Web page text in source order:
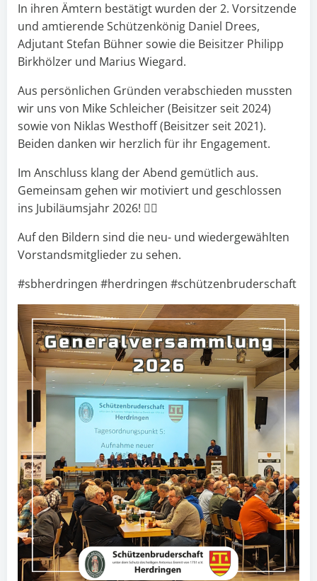
In ihren Ämtern bestätigt wurden der 2. Vorsitzende
und amtierende Schützenkönig Daniel Drees,
Adjutant Stefan Bühner sowie die Beisitzer Philipp
Birkhölzer und Marius Wiegard.
Aus persönlichen Gründen verabschieden mussten
wir uns von Mike Schleicher (Beisitzer seit 2024)
sowie von Niklas Westhoff (Beisitzer seit 2021).
Beiden danken wir herzlich für ihr Engagement.
Im Anschluss klang der Abend gemütlich aus.
Gemeinsam gehen wir motiviert und geschlossen
ins Jubiläumsjahr 2026! 
Auf den Bildern sind die neu- und wiedergewählten
Vorstandsmitglieder zu sehen.
#sbherdringen #herdringen #schützenbruderschaft